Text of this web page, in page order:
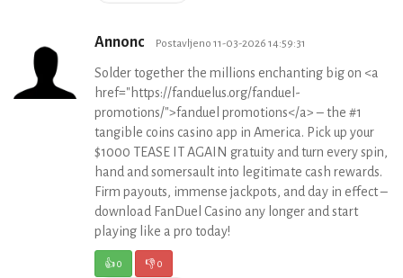
Annonc Postavljeno 11-03-2026 14:59:31
Solder together the millions enchanting big on <a
href="https://fanduelus.org/fanduel-
promotions/">fanduel promotions</a> – the #1
tangible coins casino app in America. Pick up your
$1000 TEASE IT AGAIN gratuity and turn every spin,
hand and somersault into legitimate cash rewards.
Firm payouts, immense jackpots, and day in effect –
download FanDuel Casino any longer and start
playing like a pro today!
👍0 👎0